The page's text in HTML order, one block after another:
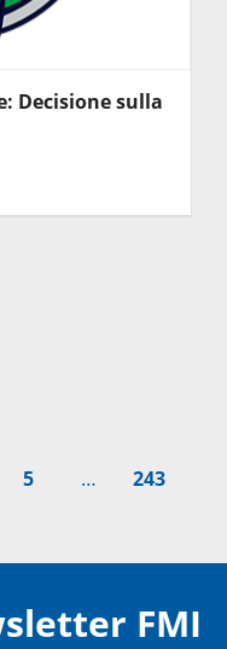
Decisione sulla
5 …
243
FMI